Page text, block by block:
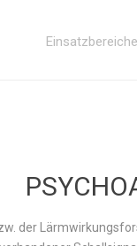
Einsatzbereiche
der